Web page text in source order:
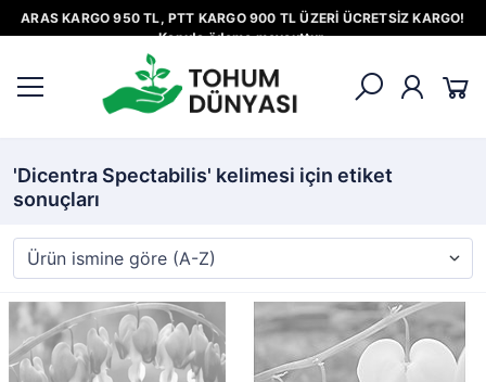
ARAS KARGO 950 TL, PTT KARGO 900 TL ÜZERİ ÜCRETSİZ KARGO!
Kapıda ödeme mevcuttur.
'Dicentra Spectabilis' kelimesi için etiket
sonuçları